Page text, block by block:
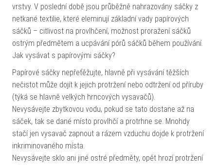
vrstvy. V poslední době jsou průběžně nahrazovány sáčky z
netkané textilie, které eleminují základní vady papírových
sáčků – citlivost na provlhčení, možnost proražení sáčků
ostrým předmětem a ucpávání pórů sáčků během používání.
Jak vysávat s papírovými sáčky?
Papírové sáčky nepřeťěžujte, hlavně při vysávání těžších
nečistot může dojít k jejich protržení nebo odtržení od příruby
(týká se hlavně velkých hrncových vysavačů).
Nevysávejte zbytkovou vodu, pokud se tato dostane až na
sáček, tak se dané místo provlhčí a protrhne se. Mnohdy
stačí jen vysavač zapnout a rázem vzduchu dojde k protržení
inkriminovaného místa.
Nevysávejte sklo ani jiné ostré předměty, opět hrozí protržení